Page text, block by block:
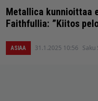
Metallica kunnioittaa
Faithfullia: ”Kiitos
ASIAA 31.1.2025 10:56 Saku